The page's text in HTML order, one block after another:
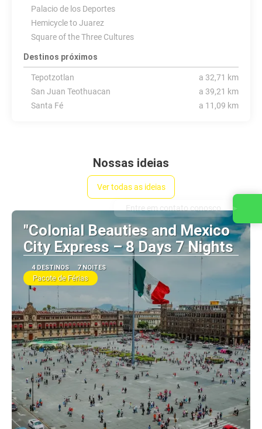
Palacio de los Deportes
Hemicycle to Juarez
Square of the Three Cultures
Destinos próximos
Tepotzotlan
a 32,71 km
San Juan Teothuacan
a 39,21 km
Santa Fé
a 11,09 km
Nossas ideias
Ver todas as ideias
"Colonial Beauties and Mexico
City Express – 8 Days 7 Nights
4 DESTINOS 7 NOITES
Pacote de Férias